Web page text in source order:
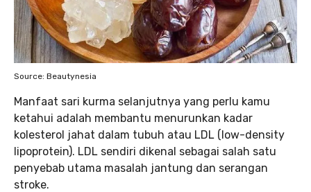
Source: Beautynesia
Manfaat sari kurma selanjutnya yang perlu kamu
ketahui adalah membantu menurunkan kadar
kolesterol jahat dalam tubuh atau LDL (low-density
lipoprotein). LDL sendiri dikenal sebagai salah satu
penyebab utama masalah jantung dan serangan
stroke.